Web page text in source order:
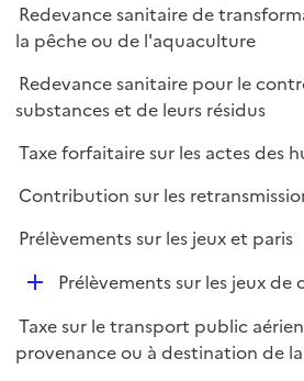
Redevance sanitaire de
la pêche ou de l'aquaculture
Redevance sanitaire pour le
substances et de leurs résidus
Taxe forfaitaire sur les actes des
Contribution sur les
Prélèvements sur les jeux et paris
D
p
l
Prélèvements sur les jeux de
Taxe sur le transport public
provenance ou à destination de